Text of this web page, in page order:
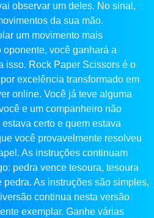
observar um deles. No sinal,
da sua mão.
um movimento mais
você ganhará a
isso. Rock Paper Scissors é o
excelência transformado em
online. Você já teve alguma
e um companheiro não
certo e quem estava
você provavelmente resolveu
As instruções continuam
pedra vence tesoura, tesoura
As instruções são simples,
continua nesta versão
exemplar. Ganhe várias